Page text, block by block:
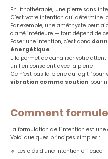
En lithothérapie, une pierre sans
C’est votre intention qui détermine
Par exemple, une améthyste peut
clarté intérieure — tout dépend de
Poser une intention, c’est donc
énergétique.
Elle permet de canaliser votre
un lien conscient avec la pierre.
Ce n’est pas la pierre qui agit “pour
vibration comme soutien pour
Comment
La formulation de l’intention est
Voici quelques principes simples :
🔹 Les clés d’une intention efficace